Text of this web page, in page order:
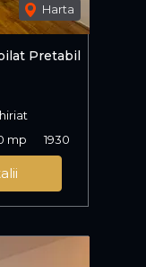
Harta
Pretabil
mp 1930